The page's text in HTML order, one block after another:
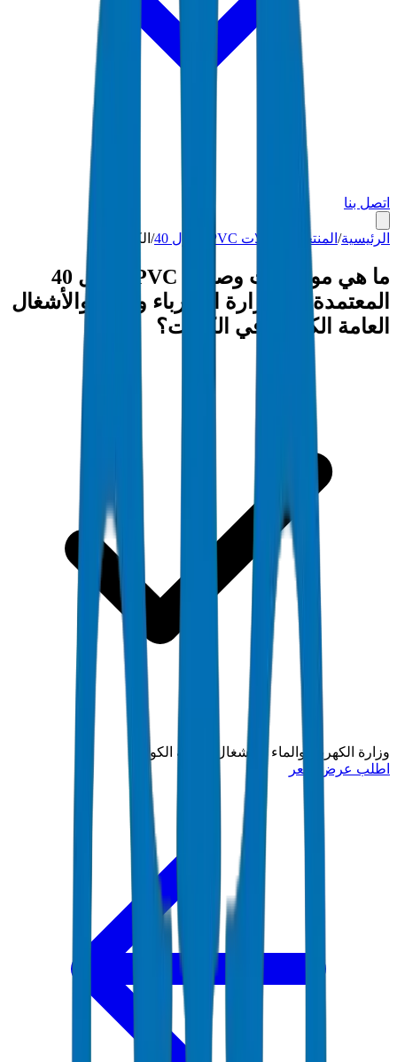
اتصل بنا
الرئيسية/ المنتجات وصلات PVC جدول 40 / الكويت
ما هي مواصفات وصلات PVC جدول 40
المعتمدة من وزارة الكهرباء والماء والأشغال
العامة الكويتية في الكويت؟
وزارة الكهرباء والماء والأشغال العامة الكويتية
اطلب عرض سعر